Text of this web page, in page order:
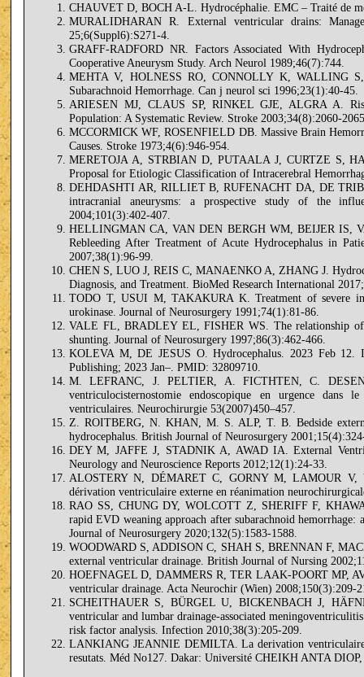
CHAUVET D, BOCH A-L. Hydrocéphalie. EMC – Traité de
MURALIDHARAN R. External ventricular drains:
25;6(Suppl6):S271-4.
GRAFF-RADFORD NR. Factors Associated With
Cooperative Aneurysm Study. Arch Neurol 1989;46(7):744.
MEHTA V, HOLNESS RO, CONNOLLY K, WALLING
Subarachnoid Hemorrhage. Can j neurol sci 1996;23(1):40-45.
ARIESEN MJ, CLAUS SP, RINKEL GJE, ALGRA A.
Population: A Systematic Review. Stroke 2003;34(8):2060-
MCCORMICK WF, ROSENFIELD DB. Massive Brain
Causes. Stroke 1973;4(6):946-954.
MERETOJA A, STRBIAN D, PUTAALA J, CURTZE S,
Proposal for Etiologic Classification of Intracerebral
DEHDASHTI AR, RILLIET B, RUFENACHT DA, DE
intracranial aneurysms: a prospective study of the
2004;101(3):402-407.
HELLINGMAN CA, VAN DEN BERGH WM, BEIJER IS,
Rebleeding After Treatment of Acute Hydrocephalus in
2007;38(1):96-99.
CHEN S, LUO J, REIS C, MANAENKO A, ZHANG J.
Diagnosis, and Treatment. BioMed Research International
TODO T, USUI M, TAKAKURA K. Treatment of severe
urokinase. Journal of Neurosurgery 1991;74(1):81-86.
VALE FL, BRADLEY EL, FISHER WS. The relationship of
shunting. Journal of Neurosurgery 1997;86(3):462-466.
KOLEVA M, DE JESUS O. Hydrocephalus. 2023 Feb 12.
Publishing; 2023 Jan–. PMID: 32809710.
M. LEFRANC, J. PELTIER, A. FICTHTEN, C.
ventriculocisternostomie endoscopique en urgence dans
ventriculaires. Neurochirurgie 53(2007)450–457.
Z. ROITBERG, N. KHAN, M. S. ALP, T. B. Bedside
hydrocephalus. British Journal of Neurosurgery
DEY M, JAFFE J, STADNIK A, AWAD IA. External
Neurology and Neuroscience Reports 2012;12(1):24-33.
ALOSTERY N, DÉMARET C, GORNY M, LAMOUR V,
dérivation ventriculaire externe en réanimation
RAO SS, CHUNG DY, WOLCOTT Z, SHERIFF F,
rapid EVD weaning approach after subarachnoid
Journal of Neurosurgery 2020;132(5):1583-1588.
WOODWARD S, ADDISON C, SHAH S, BRENNAN F,
external ventricular drainage. British Journal of Nursing
HOEFNAGEL D, DAMMERS R, TER LAAK-POORT MP,
ventricular drainage. Acta Neurochir (Wien) 2008;150(3):209-
SCHEITHAUER S, BÜRGEL U, BICKENBACH J,
ventricular and lumbar drainage-associated
risk factor analysis. Infection 2010;38(3):205-209.
LANKIANG JEANNIE DEMILTA. La derivation ventriculaire
resutats. Méd No127. Dakar: Université CHEIKH ANTA